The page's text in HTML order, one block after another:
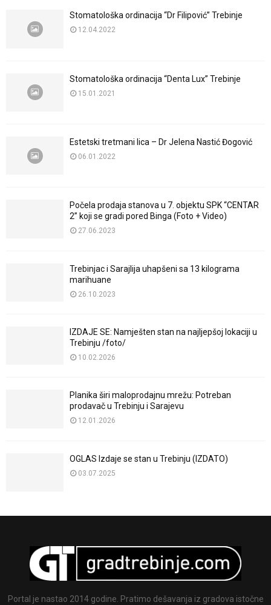
Stomatološka ordinacija “Dr Filipović” Trebinje
12.04.2022
Stomatološka ordinacija “Denta Lux” Trebinje
15.01.2021
Estetski tretmani lica – Dr Jelena Nastić Đogović
06.01.2022
Počela prodaja stanova u 7. objektu SPK “CENTAR
2” koji se gradi pored Binga (Foto + Video)
27.06.2023
Trebinjac i Sarajlija uhapšeni sa 13 kilograma
marihuane
26.10.2023
IZDAJE SE: Namješten stan na najljepšoj lokaciji u
Trebinju /foto/
10.02.2026
Planika širi maloprodajnu mrežu: Potreban
prodavač u Trebinju i Sarajevu
12.01.2026
OGLAS Izdaje se stan u Trebinju (IZDATO)
03.07.2025
Portal je nastao 2014 godine. Pratimo dešavanja iz gradova istočne